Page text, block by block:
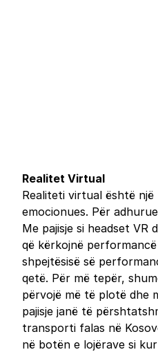
Realitet Virtual
Realiteti virtual është
emocionues. Për
Me pajisje si headset
që kërkojnë
shpejtësisë së
qetë. Për më tepër,
përvojë më të plotë dhe
pajisje janë të
transporti falas në
në botën e lojërave si